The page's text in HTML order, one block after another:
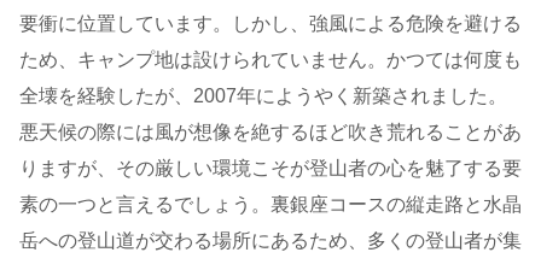
要衝に位置しています。しかし、強風による危険を避ける
ため、キャンプ地は設けられていません。かつては何度も
全壊を経験したが、2007年にようやく新築されました。
悪天候の際には風が想像を絶するほど吹き荒れることがあ
りますが、その厳しい環境こそが登山者の心を魅了する要
素の一つと言えるでしょう。裏銀座コースの縦走路と水晶
岳への登山道が交わる場所にあるため、多くの登山者が集